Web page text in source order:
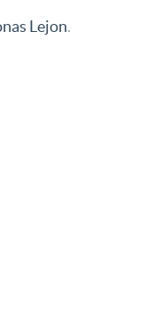
Lejon.